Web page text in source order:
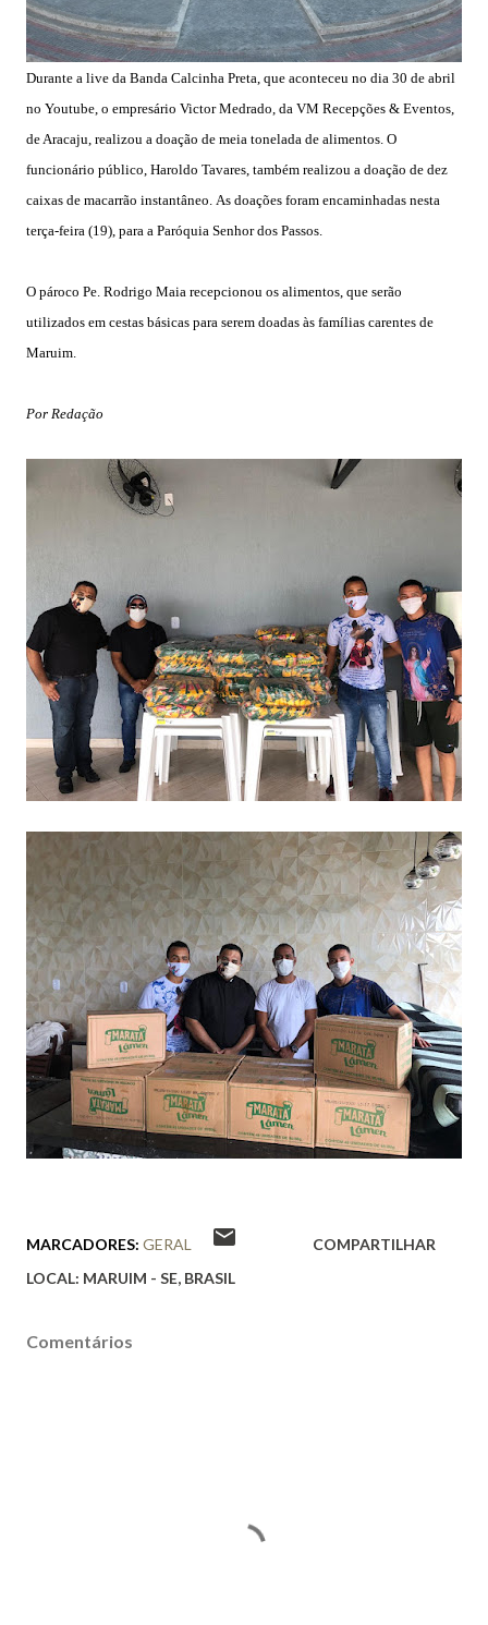
Durante a live da Banda Calcinha Preta , que aconteceu no dia 30 de abril
no Youtube, o empresário Victor Medrado, da VM Recepções & Eventos,
de Aracaju, realizou a doação de meia tonelada de alimentos. O
funcionário público, Haroldo Tavares, também realizou a doação de dez
caixas de macarrão instantâneo. As doações foram encaminhadas nesta
terça-feira (19), para a Paróquia Senhor dos Passos.
O pároco Pe. Rodrigo Maia recepcionou os alimentos, que serão
utilizados em cestas básicas para serem doadas às famílias carentes de
Maruim.
Por Redação
MARCADORES: GERAL
LOCAL: MARUIM - SE, BRASIL
COMPARTILHAR
Comentários